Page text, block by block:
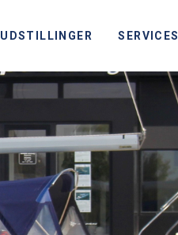
UDSTILLINGER SERVICES